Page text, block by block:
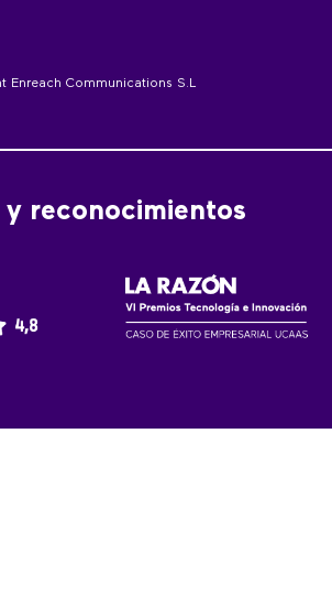
Enreach Communications S.L
y reconocimientos